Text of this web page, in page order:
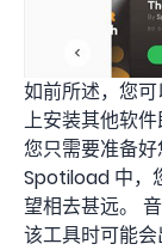
如前所述，您
上安装其他软
您只需要准备
Spotiload 中，
望相去甚远。
该工具时可能会